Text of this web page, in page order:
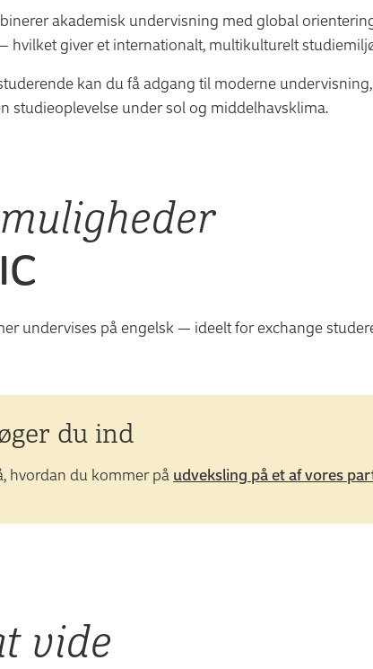
akademisk undervisning med global
hvilket giver et internationalt, multikulturelt
kan du få adgang til moderne
studieoplevelse under sol og middelhavsklima.
undervises på engelsk — ideelt for exchange
du ind
hvordan du kommer på udveksling på et af vores
vide